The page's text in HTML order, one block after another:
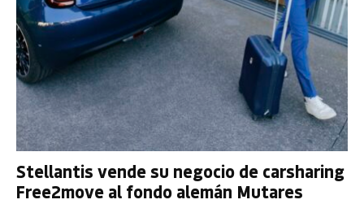
Stellantis vende su negocio de carsharing
Free2move al fondo alemán Mutares